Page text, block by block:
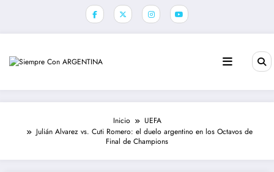
Inicio
UEFA
Julián Alvarez vs. Cuti Romero: el duelo argentino en los Octavos de
Final de Champions